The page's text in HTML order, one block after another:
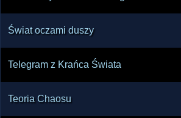
Świat oczami duszy
Telegram z Krańca Świata
Teoria Chaosu